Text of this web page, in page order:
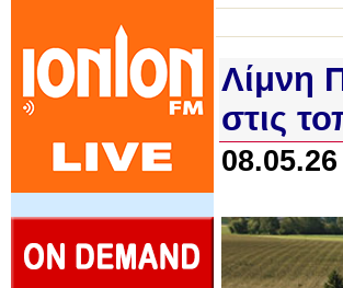
Λίμνη
στις
08.05.26